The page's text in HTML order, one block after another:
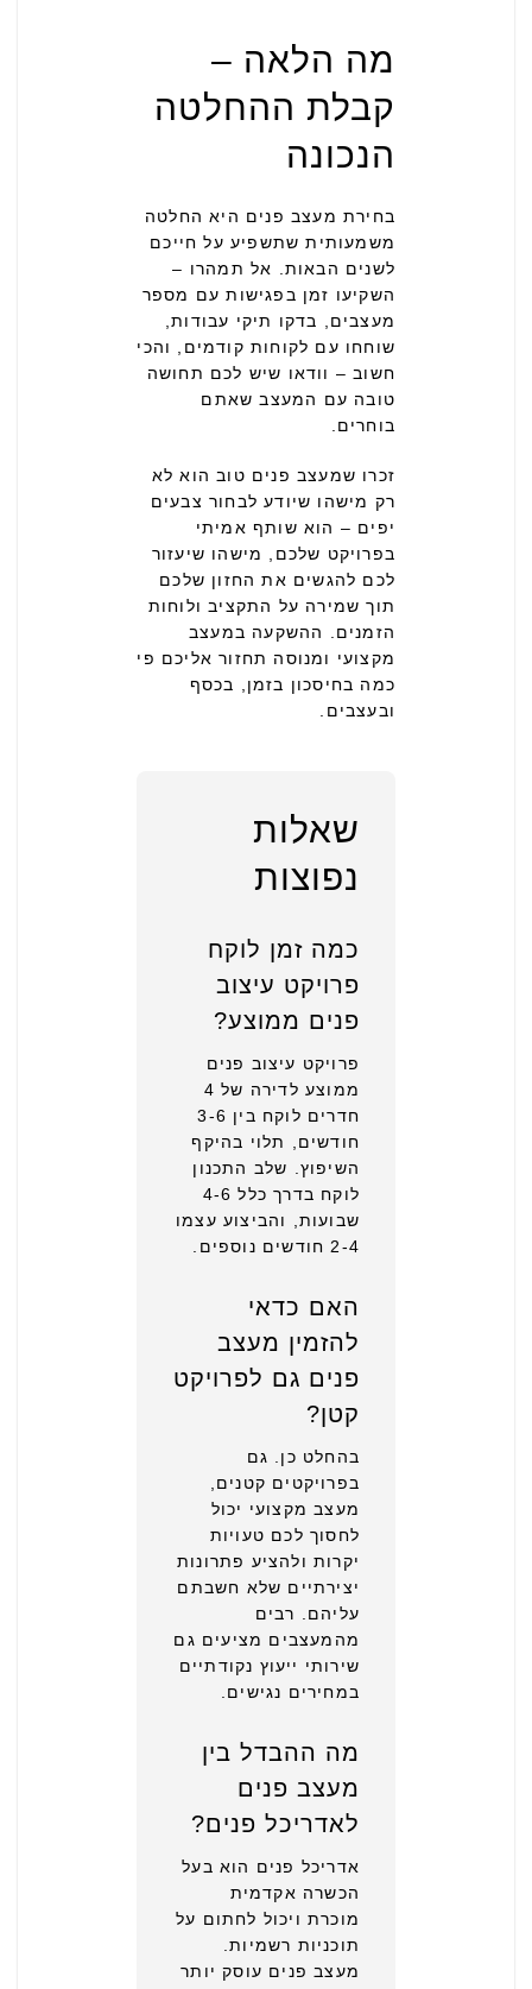
מה הלאה –
קבלת ההחלטה
הנכונה
בחירת מעצב פנים היא החלטה
משמעותית שתשפיע על חייכם
לשנים הבאות. אל תמהרו –
השקיעו זמן בפגישות עם מספר
מעצבים, בדקו תיקי עבודות,
שוחחו עם לקוחות קודמים, והכי
חשוב – וודאו שיש לכם תחושה
טובה עם המעצב שאתם
בוחרים.
זכרו שמעצב פנים טוב הוא לא
רק מישהו שיודע לבחור צבעים
יפים – הוא שותף אמיתי
בפרויקט שלכם, מישהו שיעזור
לכם להגשים את החזון שלכם
תוך שמירה על התקציב ולוחות
הזמנים. ההשקעה במעצב
מקצועי ומנוסה תחזור אליכם פי
כמה בחיסכון בזמן, בכסף
ובעצבים.
שאלות
נפוצות
כמה זמן לוקח
פרויקט עיצוב
פנים ממוצע?
פרויקט עיצוב פנים
ממוצע לדירה של 4
חדרים לוקח בין 3-6
חודשים, תלוי בהיקף
השיפוץ. שלב התכנון
לוקח בדרך כלל 4-6
שבועות, והביצוע עצמו
2-4 חודשים נוספים.
האם כדאי
להזמין מעצב
פנים גם לפרויקט
קטן?
בהחלט כן. גם
בפרויקטים קטנים,
מעצב מקצועי יכול
לחסוך לכם טעויות
יקרות ולהציע פתרונות
יצירתיים שלא חשבתם
עליהם. רבים
מהמעצבים מציעים גם
שירותי ייעוץ נקודתיים
במחירים נגישים.
מה ההבדל בין
מעצב פנים
לאדריכל פנים?
אדריכל פנים הוא בעל
הכשרה אקדמית
מוכרת ויכול לחתום על
תוכניות רשמיות.
מעצב פנים עוסק יותר